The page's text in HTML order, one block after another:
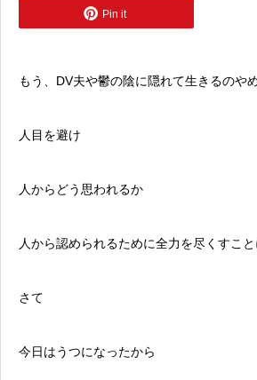
Pin it
もう、DV夫や鬱の陰に隠れて生きるのや
人目を避け
人からどう思われるか
人から認められるために全力を尽くすこと
さて
今日はうつになったから